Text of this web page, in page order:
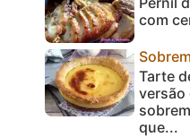
com
Tarte
versão
que...